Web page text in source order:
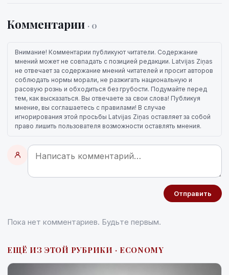
Комментарии · 0
Внимание! Комментарии публикуют читатели. Содержание
мнений может не совпадать с позицией редакции. Latvijas Ziņas
не отвечает за содержание мнений читателей и просит авторов
соблюдать нормы морали, не разжигать национальную и
расовую рознь и обходиться без грубости. Подумайте перед
тем, как высказаться. Вы отвечаете за свои слова! Публикуя
мнение, вы соглашаетесь с правилами! В случае
игнорирования этой просьбы Latvijas Ziņas оставляет за собой
право лишить пользователя возможности оставлять мнения.
Отправить
Пока нет комментариев. Будьте первым.
ЕЩЁ ИЗ ЭТОЙ РУБРИКИ · ECONOMY